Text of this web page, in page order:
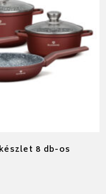
8 db-os